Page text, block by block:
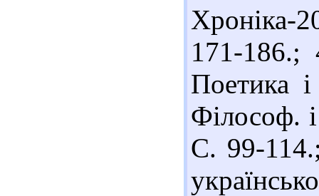
Хроніка-
171-186.;
Поетика
Філософ.
С. 99-